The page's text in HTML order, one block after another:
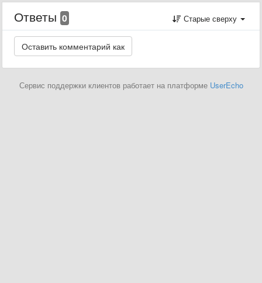
Ответы 0 Старые сверху
Сервис поддержки клиентов работает на платформе UserEcho